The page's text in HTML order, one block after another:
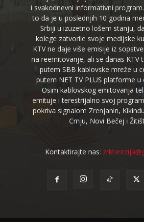
i svakodnevni informativni
to da je u poslednjih 10 godina
Srbiji u izuzetno lošem stanju,
kolege zatvorile svoje medijske
KTV ne daje više emisije iz
na reemitovanje, ali se danas KTV
putem SBB kablovske mreže u
putem NET TV PLUS platforme u
Osim kablovskog emitovanja
emituje i terestrijalno svoj
pokriva signalom Zrenjanin,
Crnju, Novi Bečej i
Kontaktirajte nas: